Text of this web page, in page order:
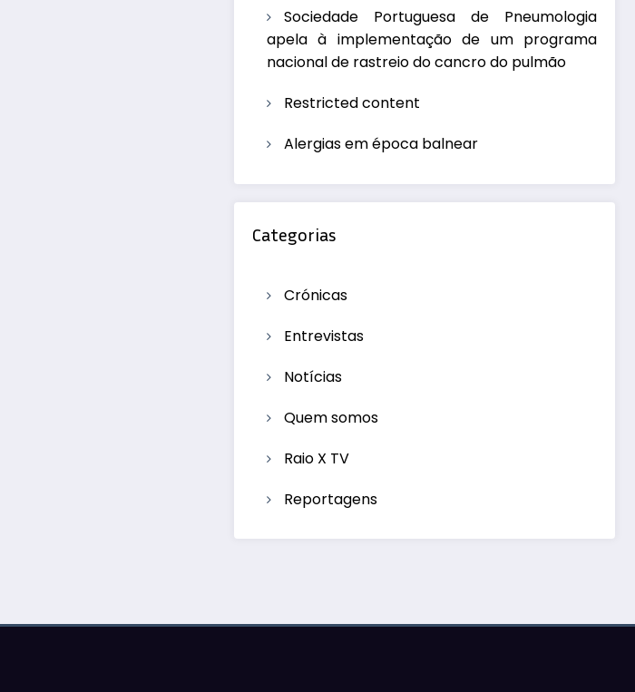
Sociedade Portuguesa de Pneumologia
apela à implementação de um programa
nacional de rastreio do cancro do pulmão
Restricted content
Alergias em época balnear
Categorias
Crónicas
Entrevistas
Notícias
Quem somos
Raio X TV
Reportagens